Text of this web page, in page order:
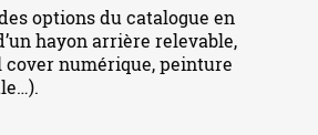
options du catalogue en
hayon arrière relevable,
numérique, peinture